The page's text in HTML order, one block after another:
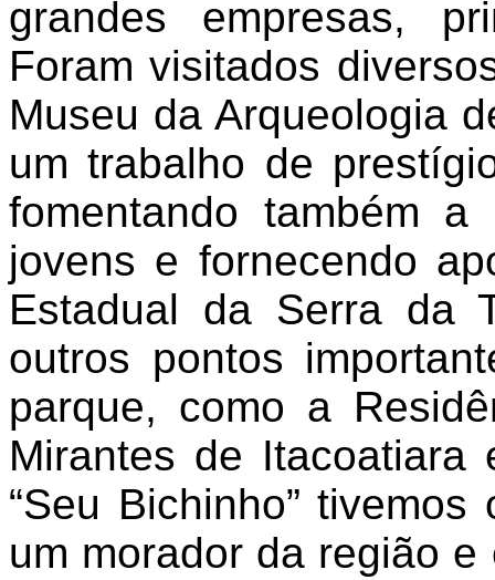
grandes empresas,
Foram visitados
Museu da Arqueologia
um trabalho de
fomentando também a
jovens e fornecendo
Estadual da Serra da
outros pontos
parque, como a
Mirantes de
“Seu Bichinho”
um morador da região